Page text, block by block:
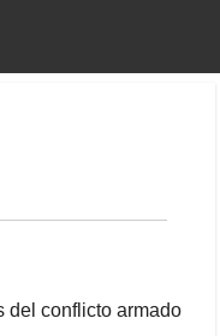
del conflicto armado